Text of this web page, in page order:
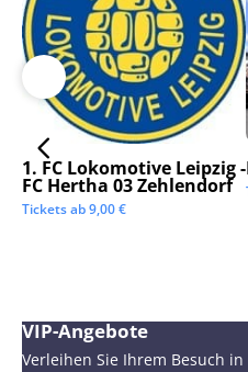
1. FC Lokomotive Leipzig -
FC Hertha 03 Zehlendorf
Tickets ab9,00€
VIP-Angebote
Verleihen Sie Ihrem Besuch in